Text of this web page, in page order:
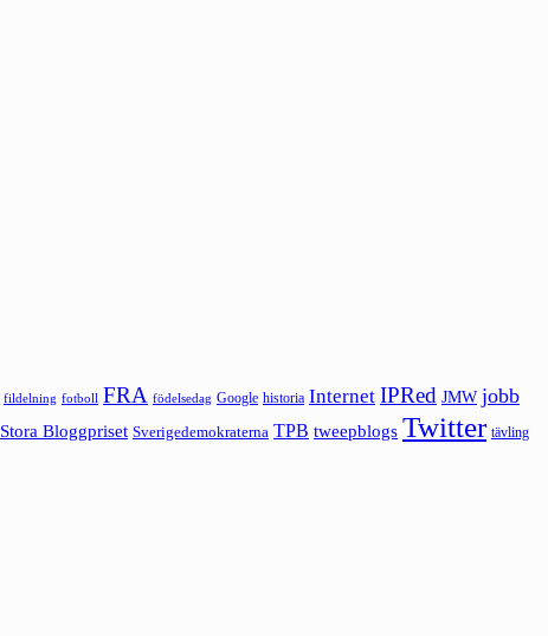
fildelning fotboll FRA födelsedag Google historia Internet IPRed JMW jobb
Stora Bloggpriset Sverigedemokraterna TPB tweepblogs Twitter tävling